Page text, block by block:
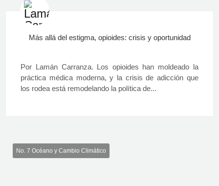
Más allá del estigma, opioides: crisis y oportunidad
Por Lamán Carranza. Los opioides han moldeado la
práctica médica moderna, y la crisis de adicción que
los rodea está remodelando la política de...
No. 7 Océano y Cambio Climático